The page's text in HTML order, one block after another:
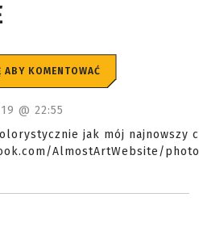
ABY KOMENTOWAĆ
@ 22:55
jak mój najnowszy
AlmostArtWebsite/